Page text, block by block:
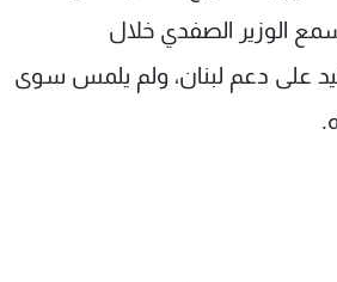
الوزير الصفدي خلال
على دعم لبنان، ولم يلمس سوى